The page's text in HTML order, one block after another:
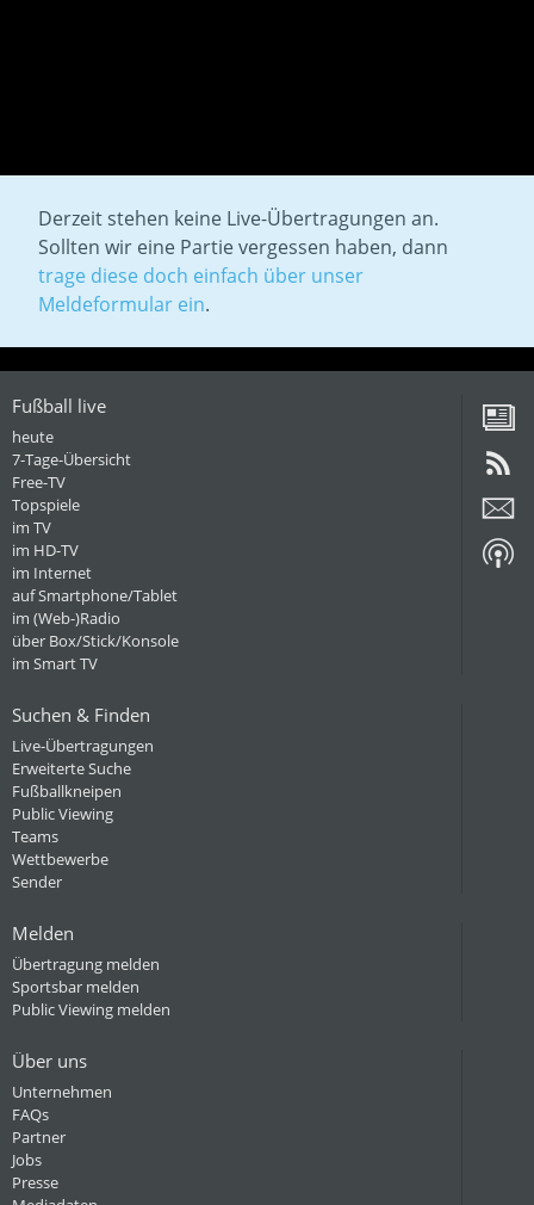
Derzeit stehen keine Live-Übertragungen an.
Sollten wir eine Partie vergessen haben, dann
trage diese doch einfach über unser
Meldeformular ein.
Fußball live
heute
7-Tage-Übersicht
Free-TV
Topspiele
im TV
im HD-TV
im Internet
auf Smartphone/Tablet
im (Web-)Radio
über Box/Stick/Konsole
im Smart TV
Suchen & Finden
Live-Übertragungen
Erweiterte Suche
Fußballkneipen
Public Viewing
Teams
Wettbewerbe
Sender
Melden
Übertragung melden
Sportsbar melden
Public Viewing melden
Über uns
Unternehmen
FAQs
Partner
Jobs
Presse